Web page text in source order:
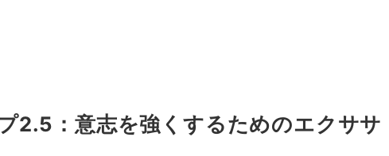
2.5：意志を強くするためのエクササ